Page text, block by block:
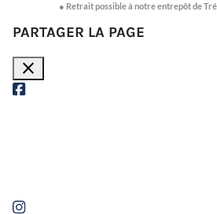
● Retrait possible à notre entrepôt de
PARTAGER LA PAGE
close